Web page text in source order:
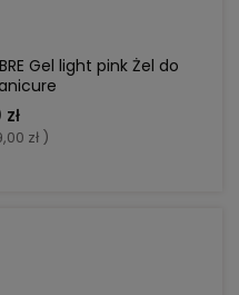
Gel light pink Żel do
zł )